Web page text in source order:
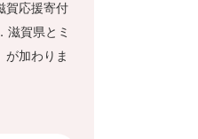
賀応援寄付
滋賀県とミ
が加わりま